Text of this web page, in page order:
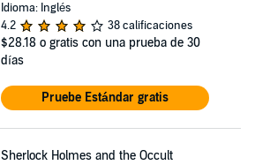
Idioma: Inglés
4.2
38 calificaciones
$28.18 o gratis con una prueba de 30
días
Pruebe Estándar gratis
Sherlock Holmes and the Occult